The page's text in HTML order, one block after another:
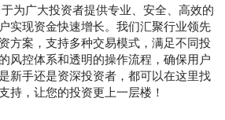
为广大投资者提供专业、安全、高效的
实现资金快速增长。我们汇聚行业领先
方案，支持多种交易模式，满足不同投
风控体系和透明的操作流程，确保用户
新手还是资深投资者，都可以在这里找
持，让您的投资更上一层楼！